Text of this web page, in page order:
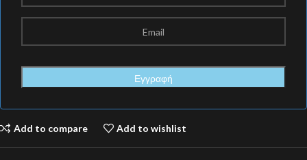
Add to compare Add to wishlist